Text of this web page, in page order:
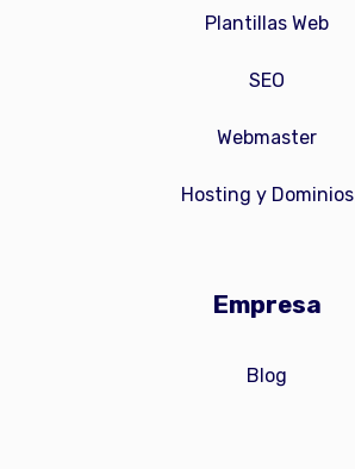
Plantillas Web
SEO
Webmaster
Hosting y Dominios
Empresa
Blog